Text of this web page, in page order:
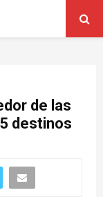
de las
destinos